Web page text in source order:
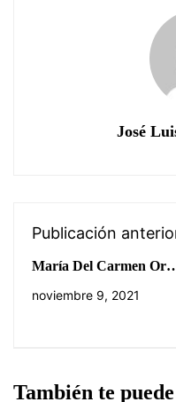
José
Publicación
María Del Carmen
De Arce
noviembre 9, 2021
También te